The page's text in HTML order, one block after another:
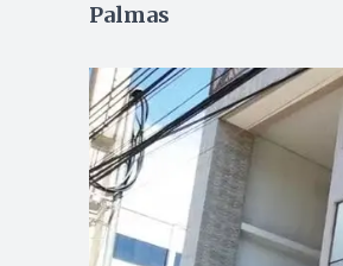
Palmas